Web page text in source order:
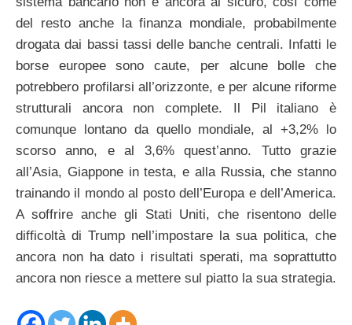
del resto anche la finanza mondiale, probabilmente
drogata dai bassi tassi delle banche centrali. Infatti le
borse europee sono caute, per alcune bolle che
potrebbero profilarsi all’orizzonte, e per alcune riforme
strutturali ancora non complete. Il Pil italiano è
comunque lontano da quello mondiale, al +3,2% lo
scorso anno, e al 3,6% quest’anno. Tutto grazie
all’Asia, Giappone in testa, e alla Russia, che stanno
trainando il mondo al posto dell’Europa e dell’America.
A soffrire anche gli Stati Uniti, che risentono delle
difficoltà di Trump nell’impostare la sua politica, che
ancora non ha dato i risultati sperati, ma soprattutto
ancora non riesce a mettere sul piatto la sua strategia.